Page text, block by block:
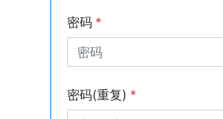
密码 *
密码(重复) *